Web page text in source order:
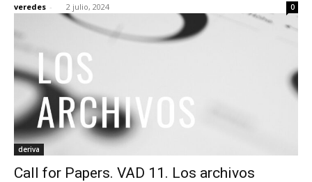
veredes - 2 julio, 2024 0
deriva
Call for Papers. VAD 11. Los archivos